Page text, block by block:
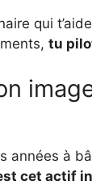
qui
tu
années à
cet actif